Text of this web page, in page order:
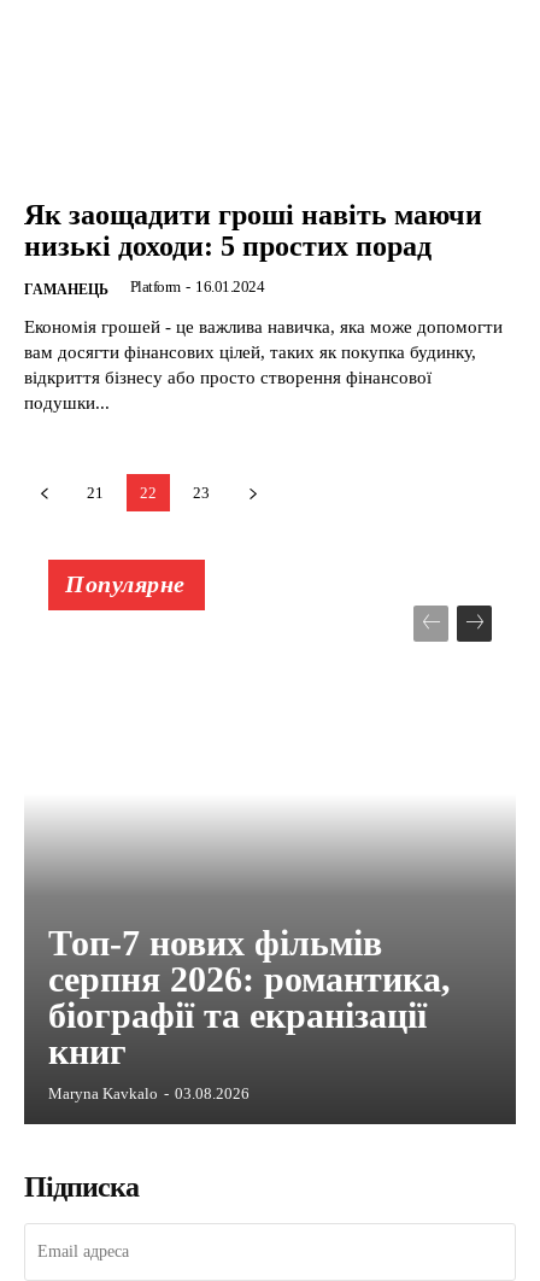
Як заощадити гроші навіть маючи
низькі доходи: 5 простих порад
ГАМАНЕЦЬ Platform - 16.01.2024
Економія грошей - це важлива навичка, яка може допомогти
вам досягти фінансових цілей, таких як покупка будинку,
відкриття бізнесу або просто створення фінансової
подушки...
21 22 23
Популярне
Топ-7 нових фільмів
серпня 2026: романтика,
біографії та екранізації
книг
Maryna Kavkalo - 03.08.2026
Підписка